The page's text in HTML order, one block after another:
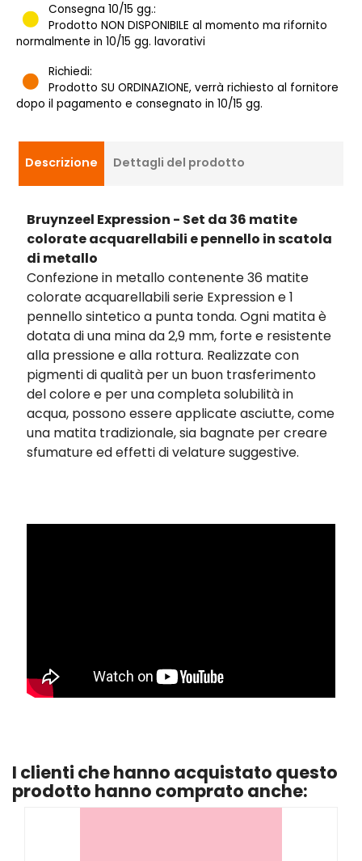
Consegna 10/15 gg.:
Prodotto NON DISPONIBILE al momento ma rifornito
normalmente in 10/15 gg. lavorativi
Richiedi:
Prodotto SU ORDINAZIONE, verrà richiesto al fornitore
dopo il pagamento e consegnato in 10/15 gg.
Descrizione Dettagli del prodotto
Bruynzeel Expression - Set da 36 matite
colorate acquarellabili e pennello in scatola
di metallo
Confezione in metallo contenente 36 matite
colorate acquarellabili serie Expression e 1
pennello sintetico a punta tonda. Ogni matita è
dotata di una mina da 2,9 mm, forte e resistente
alla pressione e alla rottura. Realizzate con
pigmenti di qualità per un buon trasferimento
del colore e per una completa solubilità in
acqua, possono essere applicate asciutte, come
una matita tradizionale, sia bagnate per creare
sfumature ed effetti di velature suggestive.
I clienti che hanno acquistato questo
prodotto hanno comprato anche: